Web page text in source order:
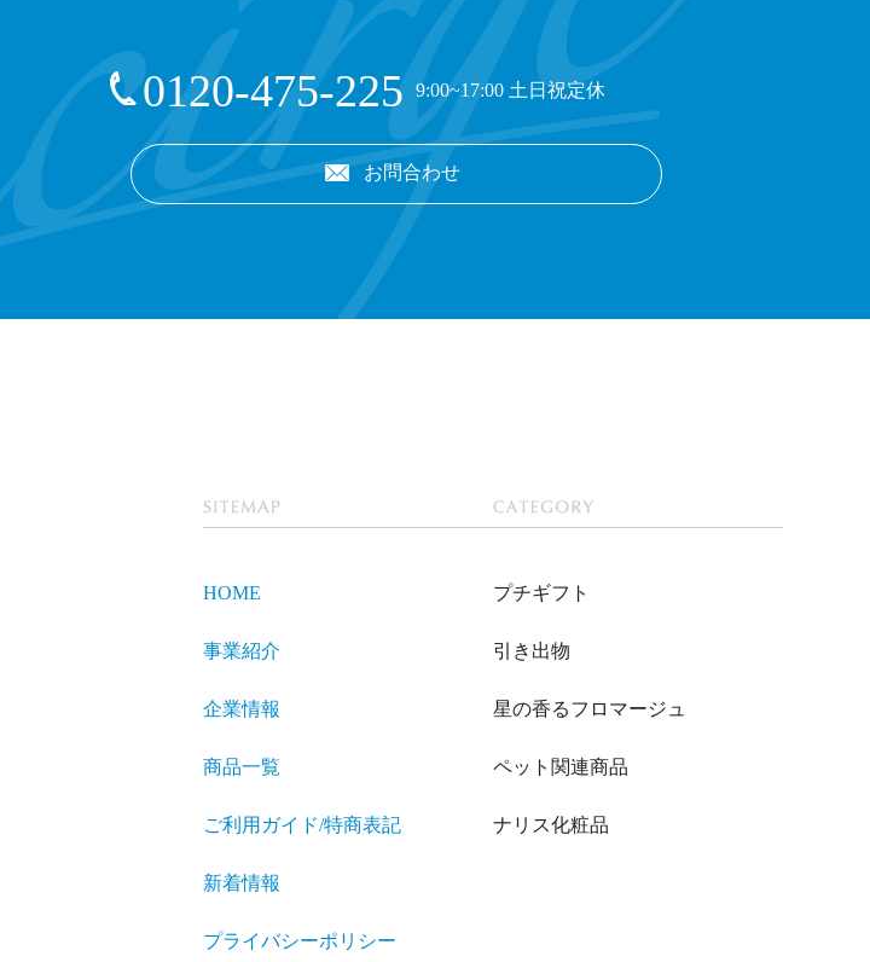
0120-475-225 9:00~17:00 土日祝定休
お問合わせ
HOME
事業紹介
企業情報
商品一覧
ご利用ガイド/特商表記
新着情報
プライバシーポリシー
プチギフト
引き出物
星の香るフロマージュ
ペット関連商品
ナリス化粧品